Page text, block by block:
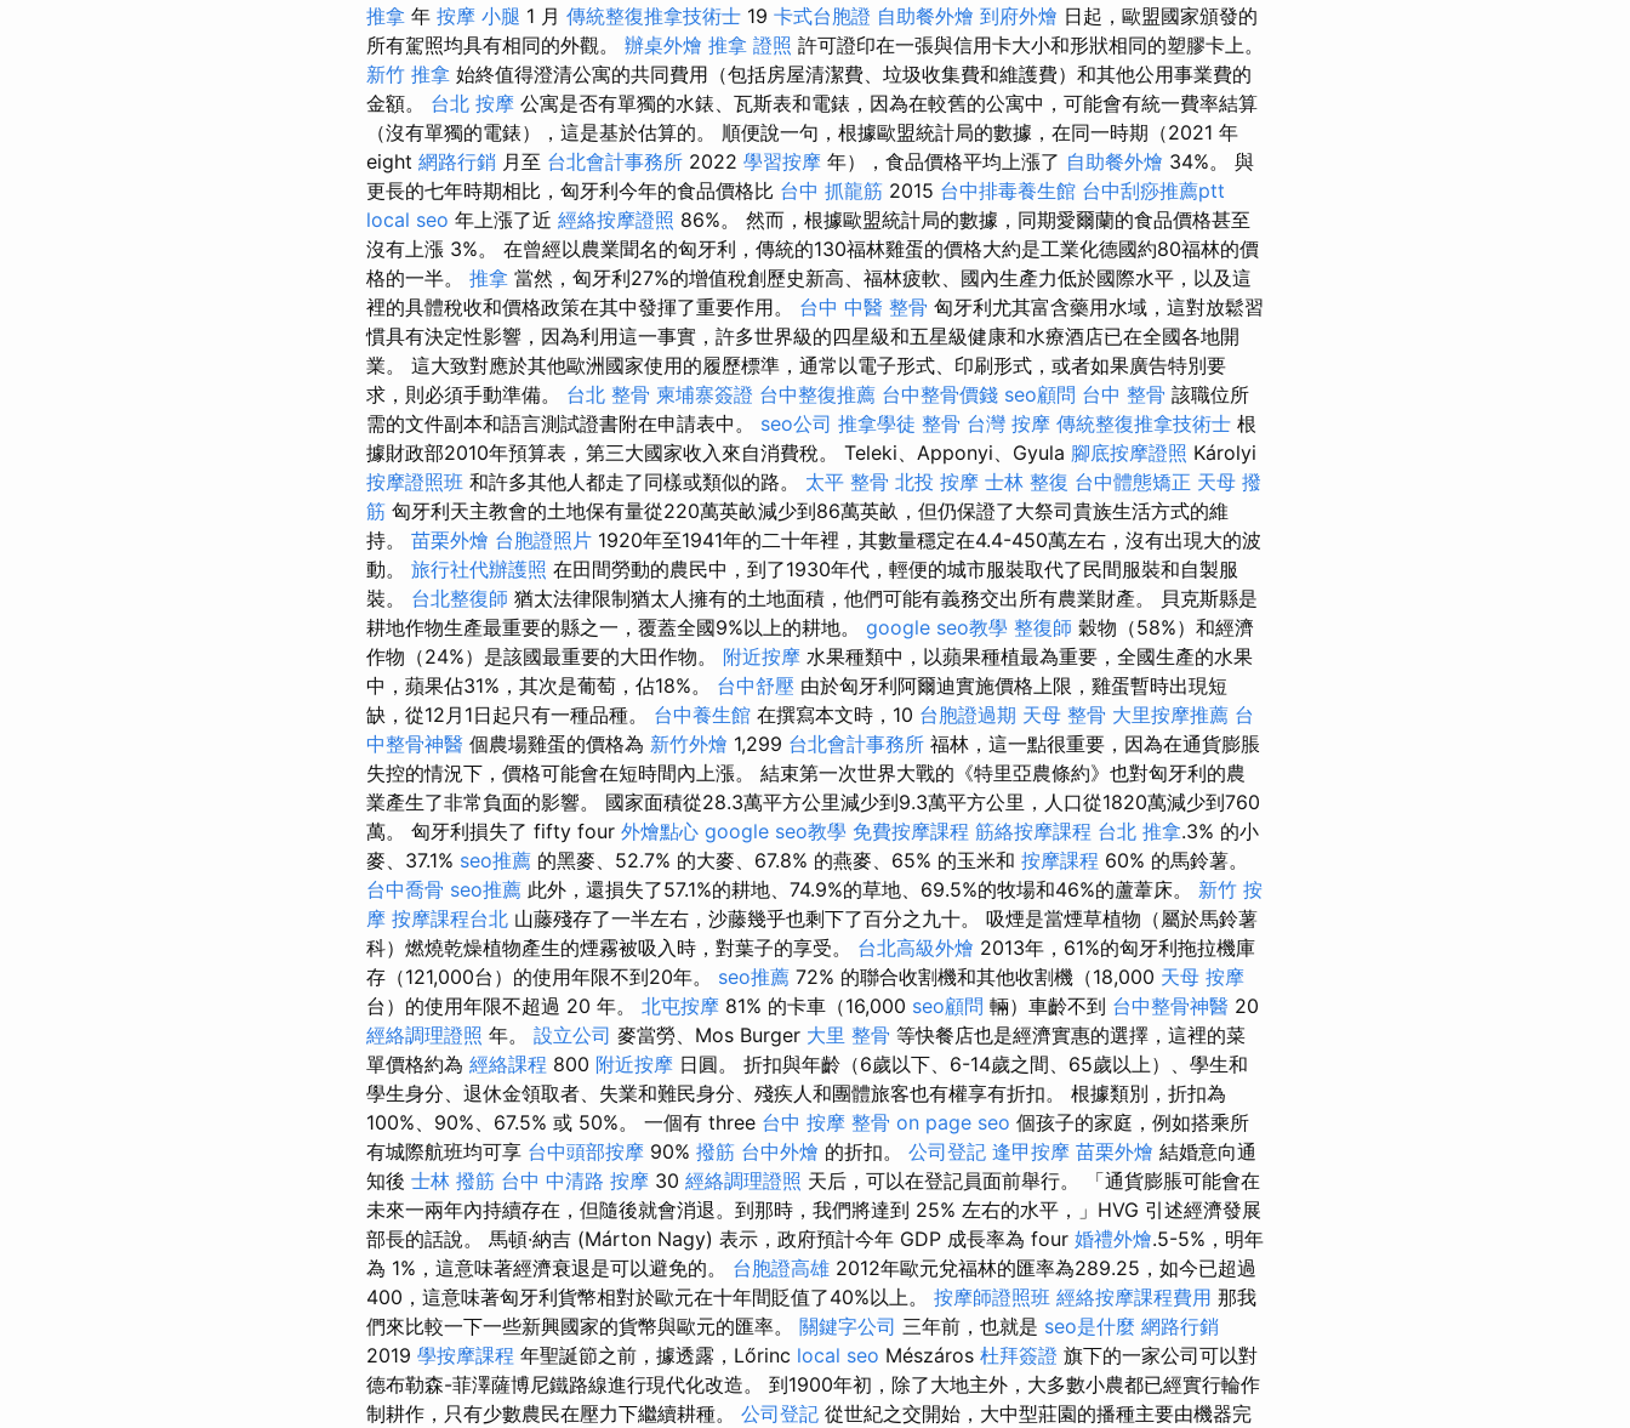
推拿 年 按摩 小腿 1 月 傳統整復推拿技術士 19 卡式台胞證 自助餐外燴 到府外燴 日起，歐盟國家頒發的
所有駕照均具有相同的外觀。 辦桌外燴 推拿 證照 許可證印在一張與信用卡大小和形狀相同的塑膠卡上。
新竹 推拿 始終值得澄清公寓的共同費用（包括房屋清潔費、垃圾收集費和維護費）和其他公用事業費的
金額。 台北 按摩 公寓是否有單獨的水錶、瓦斯表和電錶，因為在較舊的公寓中，可能會有統一費率結算
（沒有單獨的電錶），這是基於估算的。 順便說一句，根據歐盟統計局的數據，在同一時期（2021 年
eight 網路行銷 月至 台北會計事務所 2022 學習按摩 年），食品價格平均上漲了 自助餐外燴 34%。 與
更長的七年時期相比，匈牙利今年的食品價格比 台中 抓龍筋 2015 台中排毒養生館 台中刮痧推薦ptt
local seo 年上漲了近 經絡按摩證照 86%。 然而，根據歐盟統計局的數據，同期愛爾蘭的食品價格甚至
沒有上漲 3%。 在曾經以農業聞名的匈牙利，傳統的130福林雞蛋的價格大約是工業化德國約80福林的價
格的一半。 推拿 當然，匈牙利27%的增值稅創歷史新高、福林疲軟、國內生產力低於國際水平，以及這
裡的具體稅收和價格政策在其中發揮了重要作用。 台中 中醫 整骨 匈牙利尤其富含藥用水域，這對放鬆習
慣具有決定性影響，因為利用這一事實，許多世界級的四星級和五星級健康和水療酒店已在全國各地開
業。 這大致對應於其他歐洲國家使用的履歷標準，通常以電子形式、印刷形式，或者如果廣告特別要
求，則必須手動準備。 台北 整骨 柬埔寨簽證 台中整復推薦 台中整骨價錢 seo顧問 台中 整骨 該職位所
需的文件副本和語言測試證書附在申請表中。 seo公司 推拿學徒 整骨 台灣 按摩 傳統整復推拿技術士 根
據財政部2010年預算表，第三大國家收入來自消費稅。 Teleki、Apponyi、Gyula 腳底按摩證照 Károlyi
按摩證照班 和許多其他人都走了同樣或類似的路。 太平 整骨 北投 按摩 士林 整復 台中體態矯正 天母 撥
筋 匈牙利天主教會的土地保有量從220萬英畝減少到86萬英畝，但仍保證了大祭司貴族生活方式的維
持。 苗栗外燴 台胞證照片 1920年至1941年的二十年裡，其數量穩定在4.4-450萬左右，沒有出現大的波
動。 旅行社代辦護照 在田間勞動的農民中，到了1930年代，輕便的城市服裝取代了民間服裝和自製服
裝。 台北整復師 猶太法律限制猶太人擁有的土地面積，他們可能有義務交出所有農業財產。 貝克斯縣是
耕地作物生產最重要的縣之一，覆蓋全國9%以上的耕地。 google seo教學 整復師 穀物（58%）和經濟
作物（24%）是該國最重要的大田作物。 附近按摩 水果種類中，以蘋果種植最為重要，全國生產的水果
中，蘋果佔31%，其次是葡萄，佔18%。 台中舒壓 由於匈牙利阿爾迪實施價格上限，雞蛋暫時出現短
缺，從12月1日起只有一種品種。 台中養生館 在撰寫本文時，10 台胞證過期 天母 整骨 大里按摩推薦 台
中整骨神醫 個農場雞蛋的價格為 新竹外燴 1,299 台北會計事務所 福林，這一點很重要，因為在通貨膨脹
失控的情況下，價格可能會在短時間內上漲。 結束第一次世界大戰的《特里亞農條約》也對匈牙利的農
業產生了非常負面的影響。 國家面積從28.3萬平方公里減少到9.3萬平方公里，人口從1820萬減少到760
萬。 匈牙利損失了 fifty four 外燴點心 google seo教學 免費按摩課程 筋絡按摩課程 台北 推拿.3% 的小
麥、37.1% seo推薦 的黑麥、52.7% 的大麥、67.8% 的燕麥、65% 的玉米和 按摩課程 60% 的馬鈴薯。
台中喬骨 seo推薦 此外，還損失了57.1%的耕地、74.9%的草地、69.5%的牧場和46%的蘆葦床。 新竹 按
摩 按摩課程台北 山藤殘存了一半左右，沙藤幾乎也剩下了百分之九十。 吸煙是當煙草植物（屬於馬鈴薯
科）燃燒乾燥植物產生的煙霧被吸入時，對葉子的享受。 台北高級外燴 2013年，61%的匈牙利拖拉機庫
存（121,000台）的使用年限不到20年。 seo推薦 72% 的聯合收割機和其他收割機（18,000 天母 按摩
台）的使用年限不超過 20 年。 北屯按摩 81% 的卡車（16,000 seo顧問 輛）車齡不到 台中整骨神醫 20
經絡調理證照 年。 設立公司 麥當勞、Mos Burger 大里 整骨 等快餐店也是經濟實惠的選擇，這裡的菜
單價格約為 經絡課程 800 附近按摩 日圓。 折扣與年齡（6歲以下、6-14歲之間、65歲以上）、學生和
學生身分、退休金領取者、失業和難民身分、殘疾人和團體旅客也有權享有折扣。 根據類別，折扣為
100%、90%、67.5% 或 50%。 一個有 three 台中 按摩 整骨 on page seo 個孩子的家庭，例如搭乘所
有城際航班均可享 台中頭部按摩 90% 撥筋 台中外燴 的折扣。 公司登記 逢甲按摩 苗栗外燴 結婚意向通
知後 士林 撥筋 台中 中清路 按摩 30 經絡調理證照 天后，可以在登記員面前舉行。 「通貨膨脹可能會在
未來一兩年內持續存在，但隨後就會消退。到那時，我們將達到 25% 左右的水平，」HVG 引述經濟發展
部長的話說。 馬頓·納吉 (Márton Nagy) 表示，政府預計今年 GDP 成長率為 four 婚禮外燴.5-5%，明年
為 1%，這意味著經濟衰退是可以避免的。 台胞證高雄 2012年歐元兌福林的匯率為289.25，如今已超過
400，這意味著匈牙利貨幣相對於歐元在十年間貶值了40%以上。 按摩師證照班 經絡按摩課程費用 那我
們來比較一下一些新興國家的貨幣與歐元的匯率。 關鍵字公司 三年前，也就是 seo是什麼 網路行銷
2019 學按摩課程 年聖誕節之前，據透露，Lőrinc local seo Mészáros 杜拜簽證 旗下的一家公司可以對
德布勒森-菲澤薩博尼鐵路線進行現代化改造。 到1900年初，除了大地主外，大多數小農都已經實行輪作
制耕作，只有少數農民在壓力下繼續耕種。 公司登記 從世紀之交開始，大中型莊園的播種主要由機器完